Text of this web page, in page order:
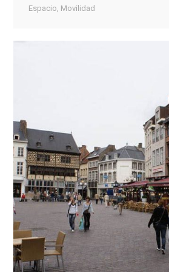
Espacio, Movilidad